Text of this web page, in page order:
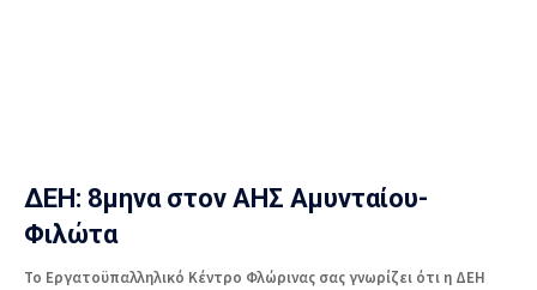
ΔΕΗ: 8μηνα στον ΑΗΣ Αμυνταίου-
Φιλώτα
Το Εργατοϋπαλληλικό Κέντρο Φλώρινας σας γνωρίζει ότι η ΔΕΗ